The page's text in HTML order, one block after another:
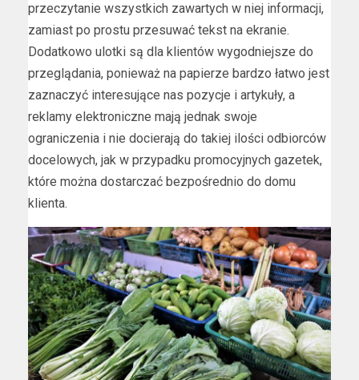
przeczytanie wszystkich zawartych w niej informacji,
zamiast po prostu przesuwać tekst na ekranie.
Dodatkowo ulotki są dla klientów wygodniejsze do
przeglądania, ponieważ na papierze bardzo łatwo jest
zaznaczyć interesujące nas pozycje i artykuły, a
reklamy elektroniczne mają jednak swoje
ograniczenia i nie docierają do takiej ilości odbiorców
docelowych, jak w przypadku promocyjnych gazetek,
które można dostarczać bezpośrednio do domu
klienta.